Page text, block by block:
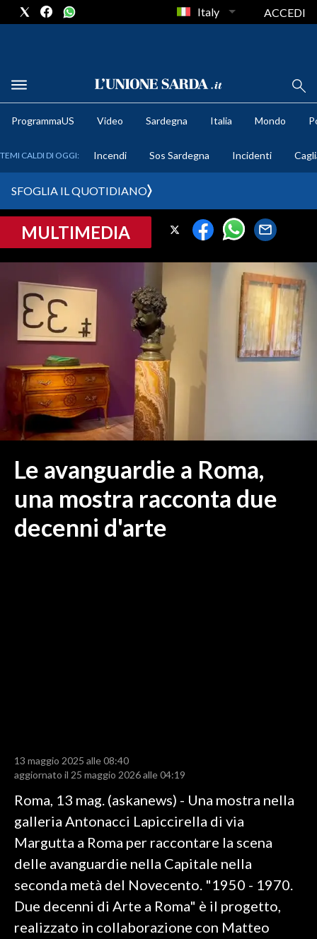
METEO
CRONACA SARDEGNA
PROVINCIA DI CAGLIARI
SULCIS IGLESIENTE
MEDIO CAMPIDANO
ORISTANO E PROVINCIA
SASSARI E PROVINCIA
GALLURA
NUORO E PROVINCIA
OGLIASTRA
ITALIA
MONDO
RISULTATI E CLASSIFICHE
CALCIO REGIONALE
BASKET
VOLLEY
MOTORI
TENNIS
ALTRI SPORT
Italy ACCEDI
ProgrammaUS Video Sardegna Italia Mondo
TEMI CALDI DI OGGI: Incendi Sos Sardegna Incidenti
SFOGLIA IL QUOTIDIANO
MULTIMEDIA
Le avanguardie a Roma,
una mostra racconta due
decenni d'arte
13 maggio 2025 alle 08:40
aggiornato il 25 maggio 2026 alle 04:19
Roma, 13 mag. (askanews) - Una mostra nella
galleria Antonacci Lapiccirella di via
Margutta a Roma per raccontare la scena
delle avanguardie nella Capitale nella
seconda metà del Novecento. "1950 - 1970.
Due decenni di Arte a Roma" è il progetto,
realizzato in collaborazione con Matteo